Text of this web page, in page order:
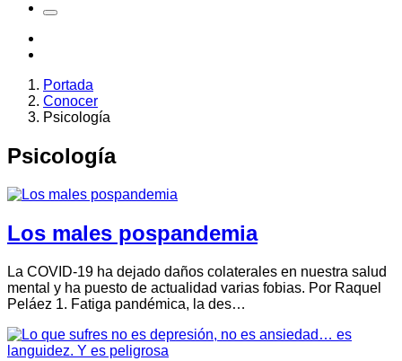
Portada
Conocer
Psicología
Psicología
Los males pospandemia
La COVID-19 ha dejado daños colaterales en nuestra salud
mental y ha puesto de actualidad varias fobias. Por Raquel
Peláez 1. Fatiga pandémica, la des…